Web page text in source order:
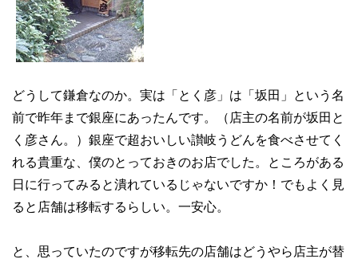
どうして鎌倉なのか。実は「とく彦」は「坂田」という名
前で昨年まで銀座にあったんです。（店主の名前が坂田と
く彦さん。）銀座で超おいしい讃岐うどんを食べさせてく
れる貴重な、僕のとっておきのお店でした。ところがある
日に行ってみると潰れているじゃないですか！でもよく見
ると店舗は移転するらしい。一安心。
と、思っていたのですが移転先の店舗はどうやら店主が替